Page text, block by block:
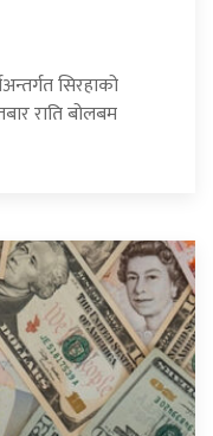
सिरहाको
राति बोलबम